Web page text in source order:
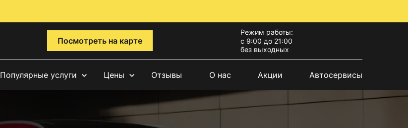
Посмотреть на карте
Режим работы:
с 9:00 до 21:00
без выходных
Популярные услуги Цены Отзывы О нас Акции Автосервисы